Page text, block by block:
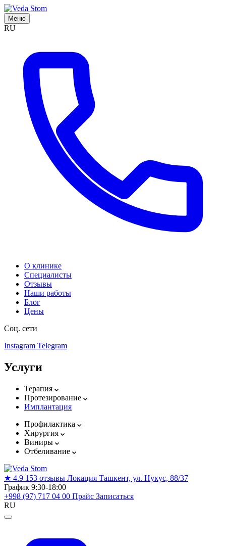
Меню
RU
О клинике
Специалисты
Отзывы
Наши работы
Блог
Цены
Соц. сети
Instagram Telegram
Услуги
Терапия
Протезирование
Имплантация
Профилактика
Хирургия
Виниры
Отбеливание
★ 4.9 153 отзывы Локация Ташкент, ул. Нукус, 88/37
График 9:30-18:00
+998 (97) 717 04 00 Прайс Записаться
RU